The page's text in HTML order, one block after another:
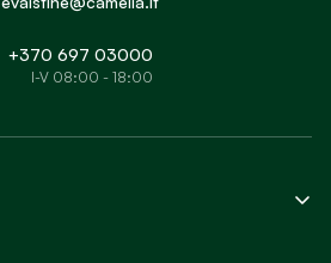
+370 697 03000
I-V 08:00 - 18:00